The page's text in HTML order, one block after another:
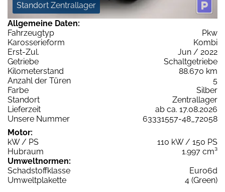
Standort Zentrallager
Allgemeine Daten:
Fahrzeugtyp
Pkw
Karosserieform
Kombi
Erst-Zul.
Jun / 2022
Getriebe
Schaltgetriebe
Kilometerstand
88.670 km
Anzahl der Türen
5
Farbe
Silber
Standort
Zentrallager
Lieferzeit
ab ca. 17.08.2026
Unsere Nummer
63331557-48_72058
Motor:
kW / PS
110 kW / 150 PS
Hubraum
1.997 cm³
Umweltnormen:
Schadstoffklasse
Euro6d
Umweltplakette
4 (Green)